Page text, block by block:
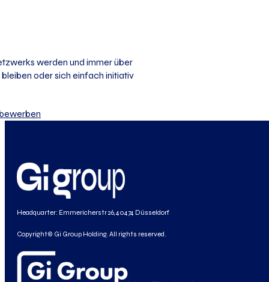
werden und immer über
oder sich einfach initiativ
Headquarter: Emmericherstr 26, 40474 Düsseldorf
Copyright© Gi Group Holding. All rights reserved.